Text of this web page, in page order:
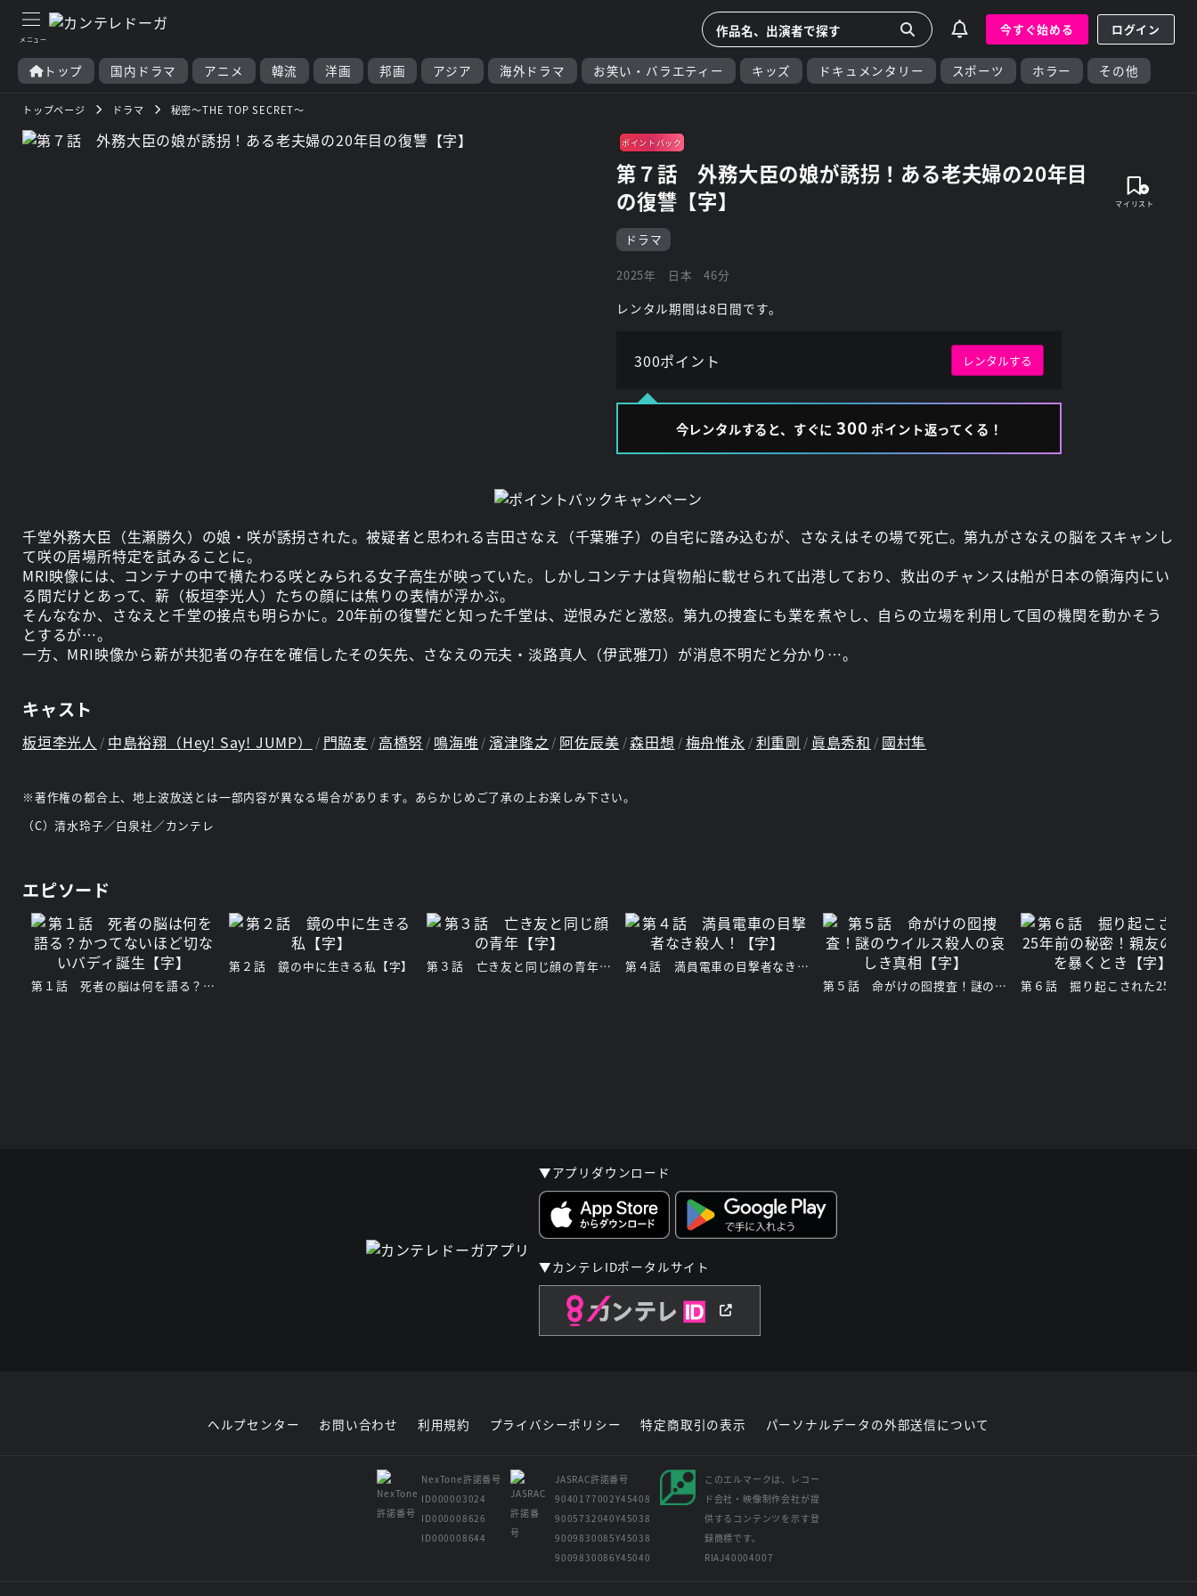
今すぐ始める ログイン
トップ 国内ドラマ アニメ 韓流 洋画 邦画 アジア 海外ドラマ お笑い・バラエティー キッズ ドキュメンタリー スポーツ ホラー その他
トップページ ドラマ 秘密～THE TOP SECRET～
ポイントバック
第７話 外務大臣の娘が誘拐！ある老夫婦の20年目
の復讐【字】
ドラマ
2025年 日本 46分
レンタル期間は8日間です。
300ポイント レンタルする
今レンタルすると、すぐに300ポイント返ってくる！
千堂外務大臣（生瀬勝久）の娘・咲が誘拐された。被疑者と思われる吉田さなえ（千葉雅子）の自宅に踏み込むが、さなえはその場で死亡。第九がさなえの脳をスキャンし
て咲の居場所特定を試みることに。
MRI映像には、コンテナの中で横たわる咲とみられる女子高生が映っていた。しかしコンテナは貨物船に載せられて出港しており、救出のチャンスは船が日本の領海内にい
る間だけとあって、薪（板垣李光人）たちの顔には焦りの表情が浮かぶ。
そんななか、さなえと千堂の接点も明らかに。20年前の復讐だと知った千堂は、逆恨みだと激怒。第九の捜査にも業を煮やし、自らの立場を利用して国の機関を動かそう
とするが…。
一方、MRI映像から薪が共犯者の存在を確信したその矢先、さなえの元夫・淡路真人（伊武雅刀）が消息不明だと分かり…。
キャスト
板垣李光人 中島裕翔（Hey! Say! JUMP） 門脇麦 高橋努 鳴海唯 濱津隆之 阿佐辰美 森田想 梅舟惟永 利重剛 眞島秀和 國村隼
※著作権の都合上、地上波放送とは一部内容が異なる場合があります。あらかじめご了承の上お楽しみ下さい。
（C）清水玲子／白泉社／カンテレ
エピソード
第１話 死者の脳は何を語る？かつてないほど切ないバディ誕生【字】
第２話 鏡の中に生きる私【字】 第３話 亡き友と同じ顔の青年【字】
第４話 満員電車の目撃者なき殺人！【字】
第５話 命がけの囮捜査！謎のウイルス殺人の哀しき真相【字】
▼アプリダウンロード
▼カンテレIDポータルサイト
ヘルプセンター お問い合わせ 利用規約 プライバシーポリシー 特定商取引の表示 パーソナルデータの外部送信について
NexTone許諾番号
ID000003024
ID000008626
ID000008644
JASRAC許諾番号
9040177002Y45408
9005732040Y45038
9009830085Y45038
9009830086Y45040
このエルマークは、レコー
ド会社・映像制作会社が提
供するコンテンツを示す登
録商標です。
RIAJ40004007